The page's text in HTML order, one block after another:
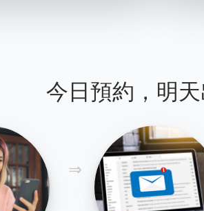
今日預約，明天